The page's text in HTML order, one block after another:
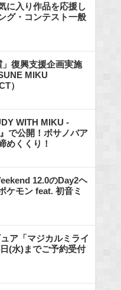
に入り作品を応援し
グ・コンテスト一般
」復興支援企画実施
MIKU
）
WITH MIKU -
で公開！ボサノバア
めくくり！
12.0のDay2ヘ
ケモン feat. 初音ミ
ア「マジカルミライ
(水)までご予約受付